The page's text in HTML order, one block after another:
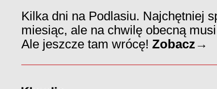
Kilka dni na Podlasiu. Najchętniej
miesiąc, ale na chwilę obecną
Ale jeszcze tam wrócę! Zobacz→